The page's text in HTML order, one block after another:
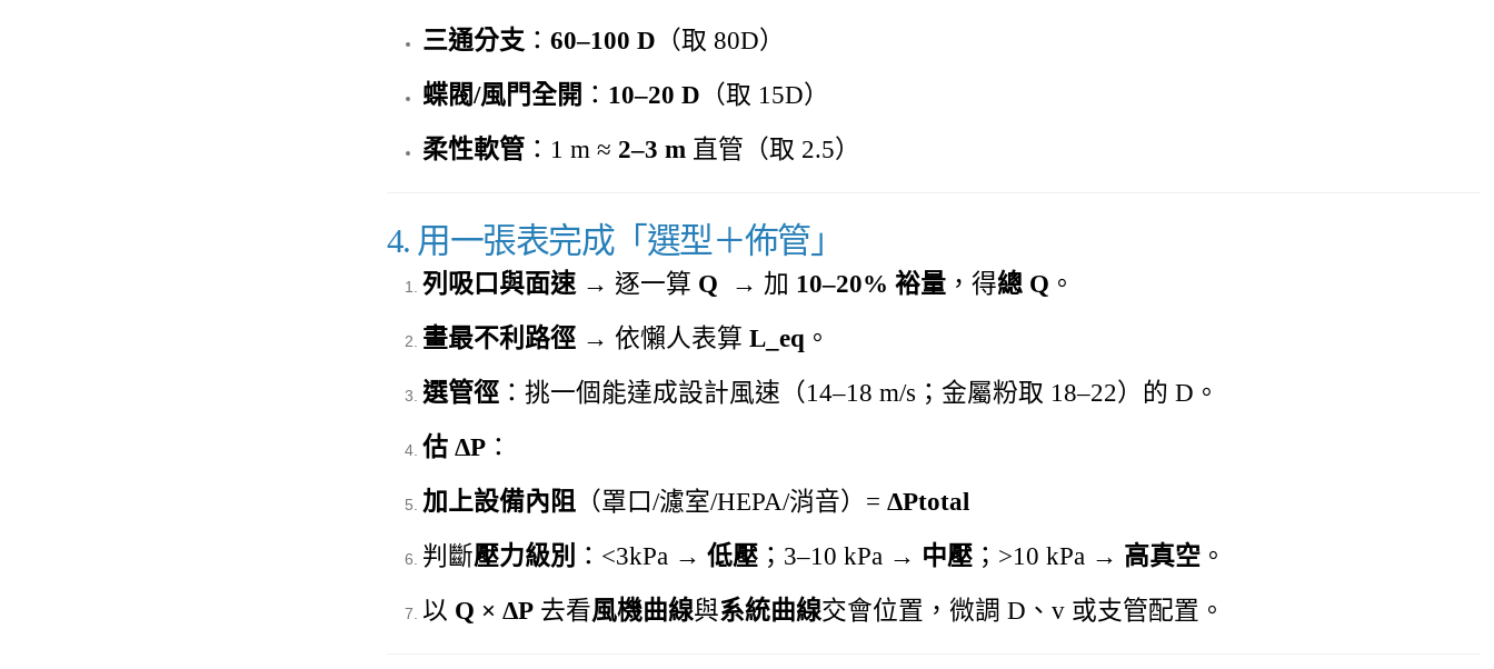
三通分支 ： 60–100 D （取 80D）
蝶閥/風門全開 ： 10–20 D （取 15D）
柔性軟管 ：1 m ≈ 2–3 m 直管（取 2.5）
4. 用一張表完成「選型＋佈管」
列吸口與面速 → 逐一算 Q → 加 10–20% 裕量 ，得總 Q 。
畫最不利路徑 → 依懶人表算 L_eq 。
選管徑 ：挑一個能達成設計風速（14–18 m/s；金屬粉取 18–22）的 D。
估 ΔP ：
加上設備內阻
（罩口/濾室/HEPA/消音）= ΔPtotal
判斷壓力級別 ：​<3kPa → 低壓 ；3–10 kPa → 中壓 ；>10 kPa → 高真空 。
以 Q × ΔP 去看風機曲線與系統曲線交會位置，微調 D、v 或支管配置。